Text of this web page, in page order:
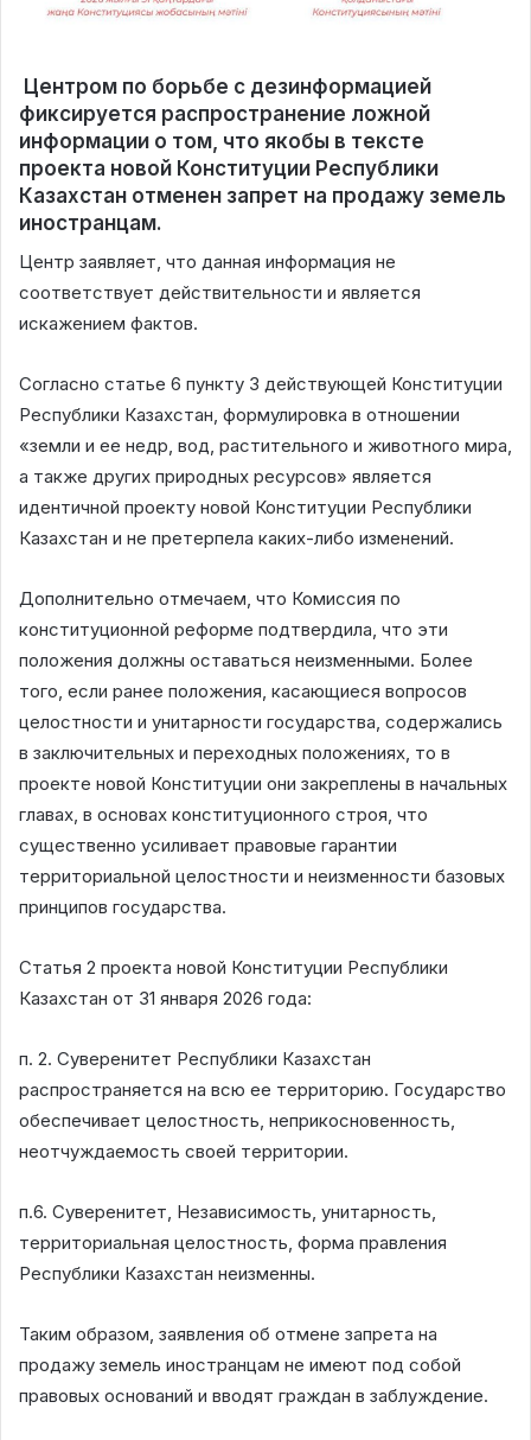
Центром по борьбе с дезинформацией
фиксируется распространение ложной
информации о том, что якобы в тексте
проекта новой Конституции Республики
Казахстан отменен запрет на продажу земель
иностранцам.
Центр заявляет, что данная информация не
соответствует действительности и является
искажением фактов.
Согласно статье 6 пункту 3 действующей Конституции
Республики Казахстан, формулировка в отношении
«земли и ее недр, вод, растительного и животного мира,
а также других природных ресурсов» является
идентичной проекту новой Конституции Республики
Казахстан и не претерпела каких-либо изменений.
Дополнительно отмечаем, что Комиссия по
конституционной реформе подтвердила, что эти
положения должны оставаться неизменными. Более
того, если ранее положения, касающиеся вопросов
целостности и унитарности государства, содержались
в заключительных и переходных положениях, то в
проекте новой Конституции они закреплены в начальных
главах, в основах конституционного строя, что
существенно усиливает правовые гарантии
территориальной целостности и неизменности базовых
принципов государства.
Статья 2 проекта новой Конституции Республики
Казахстан от 31 января 2026 года:
п. 2. Суверенитет Республики Казахстан
распространяется на всю ее территорию. Государство
обеспечивает целостность, неприкосновенность,
неотчуждаемость своей территории.
п.6. Суверенитет, Независимость, унитарность,
территориальная целостность, форма правления
Республики Казахстан неизменны.
Таким образом, заявления об отмене запрета на
продажу земель иностранцам не имеют под собой
правовых оснований и вводят граждан в заблуждение.